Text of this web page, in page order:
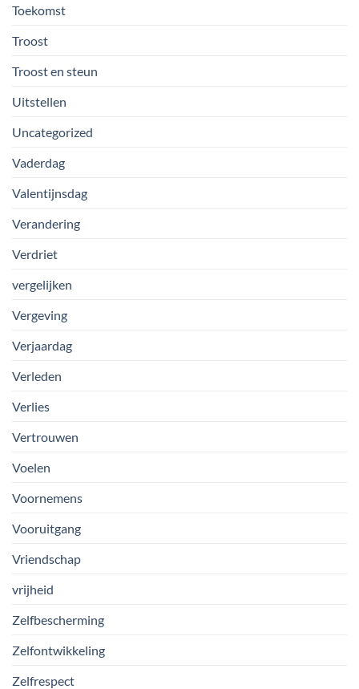
Toekomst
Troost
Troost en steun
Uitstellen
Uncategorized
Vaderdag
Valentijnsdag
Verandering
Verdriet
vergelijken
Vergeving
Verjaardag
Verleden
Verlies
Vertrouwen
Voelen
Voornemens
Vooruitgang
Vriendschap
vrijheid
Zelfbescherming
Zelfontwikkeling
Zelfrespect